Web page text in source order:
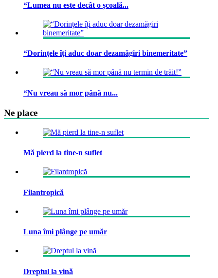
“Lumea nu este decât o școală...
“Dorințele îți aduc doar dezamăgiri binemeritate”
“Nu vreau să mor până nu...
Ne place
Mă pierd la tine-n suflet
Filantropică
Luna îmi plânge pe umăr
Dreptul la vină